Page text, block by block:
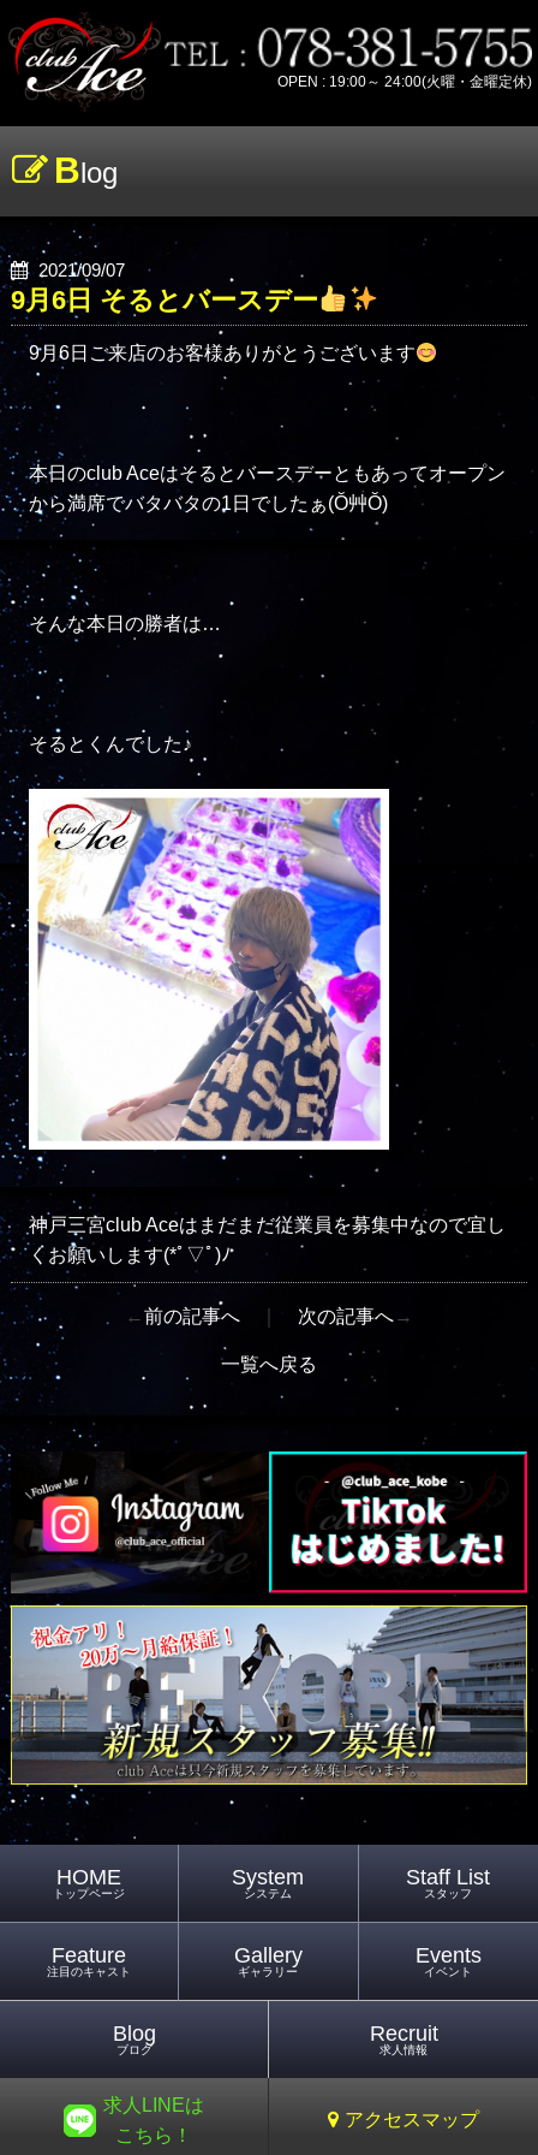
OPEN : 19:00～ 24:00(火曜・金曜定休)
Blog
2021/09/07
9月6日 そるとバースデー
9月6日ご来店のお客様ありがとうございます
本日のclub Aceはそるとバースデーともあってオープン
から満席でバタバタの1日でしたぁ(Ŏ艸Ŏ)
そんな本日の勝者は…
そるとくんでした♪
神戸三宮club Aceはまだまだ従業員を募集中なので宜し
くお願いします(*ﾟ▽ﾟ)ﾉ
←前の記事へ 次の記事へ→
一覧へ戻る
HOME
トップページ
System
システム
Staff List
スタッフ
Feature
注目のキャスト
Gallery
ギャラリー
Events
イベント
Blog
ブログ
Recruit
求人情報
求人LINEは
こちら！
アクセスマップ